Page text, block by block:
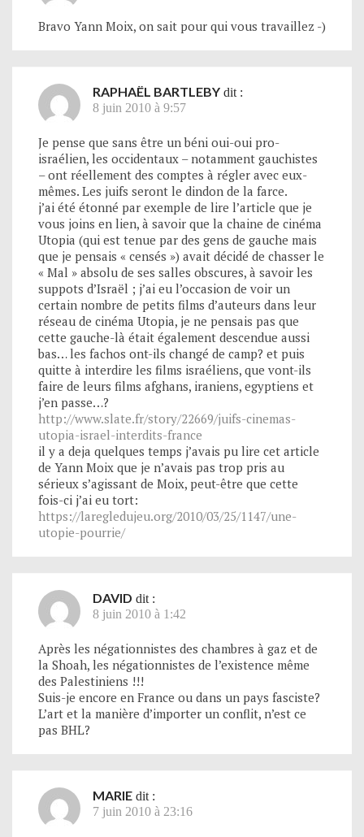
Bravo Yann Moix, on sait pour qui vous travaillez -)
RAPHAËL BARTLEBY dit :
8 juin 2010 à 9:57
Je pense que sans être un béni oui-oui pro-
israélien, les occidentaux – notamment gauchistes
– ont réellement des comptes à régler avec eux-
mêmes. Les juifs seront le dindon de la farce.
j’ai été étonné par exemple de lire l’article que je
vous joins en lien, à savoir que la chaine de cinéma
Utopia (qui est tenue par des gens de gauche mais
que je pensais « censés ») avait décidé de chasser le
« Mal » absolu de ses salles obscures, à savoir les
suppots d’Israël ; j’ai eu l’occasion de voir un
certain nombre de petits films d’auteurs dans leur
réseau de cinéma Utopia, je ne pensais pas que
cette gauche-là était également descendue aussi
bas… les fachos ont-ils changé de camp? et puis
quitte à interdire les films israéliens, que vont-ils
faire de leurs films afghans, iraniens, egyptiens et
j’en passe…?
http://www.slate.fr/story/22669/juifs-cinemas-
utopia-israel-interdits-france
il y a deja quelques temps j’avais pu lire cet article
de Yann Moix que je n’avais pas trop pris au
sérieux s’agissant de Moix, peut-être que cette
fois-ci j’ai eu tort:
https://laregledujeu.org/2010/03/25/1147/une-
utopie-pourrie/
DAVID dit :
8 juin 2010 à 1:42
Après les négationnistes des chambres à gaz et de
la Shoah, les négationnistes de l’existence même
des Palestiniens !!!
Suis-je encore en France ou dans un pays fasciste?
L’art et la manière d’importer un conflit, n’est ce
pas BHL?
MARIE dit :
7 juin 2010 à 23:16